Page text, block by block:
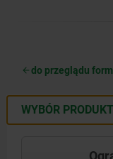
do przeglądu form
WYBÓR